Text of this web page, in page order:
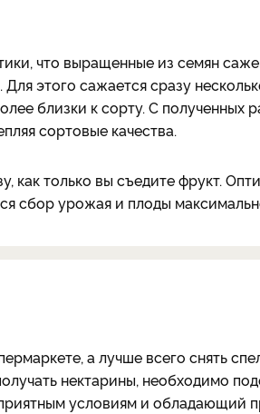
что выращенные из семян
этого сажается сразу
близки к сорту. С полученных
сортовые качества.
как только вы съедите фрукт.
сбор урожая и плоды
а лучше всего снять
нектарины, необходимо
условиям и обладающий